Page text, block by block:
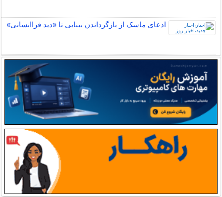
ادعای ماسک از بازگرداندن بینایی تا «دید فراانسانی»